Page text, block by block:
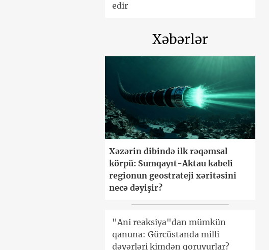
edir
Xəbərlər
Xəzərin dibində ilk rəqəmsal
körpü: Sumqayıt-Aktau kabeli
regionun geostrateji xəritəsini
necə dəyişir?
"Ani reaksiya"dan mümkün
qanuna: Gürcüstanda milli
dəyərləri kimdən qoruyurlar?